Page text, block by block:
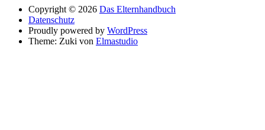
Copyright © 2026 Das Elternhandbuch
Datenschutz
Proudly powered by WordPress
Theme: Zuki von Elmastudio